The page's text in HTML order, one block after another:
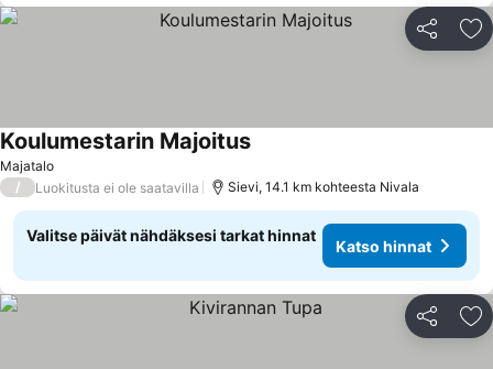
Jaa
Majatalo
Koulumestarin MajoitusKatso hinnat
/ Luokitusta ei ole saatavilla Sievi, 14.1 km kohteesta Nivala
Valitse päivät nähdäksesi tarkat hinnat
Katso hinnat
Jaa